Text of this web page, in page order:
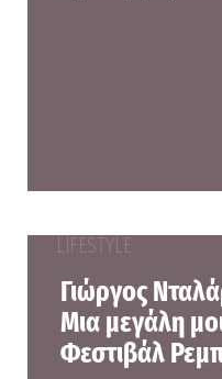
LIFESTYLE
Γιώργος
Μια μεγάλη
Φεστιβάλ